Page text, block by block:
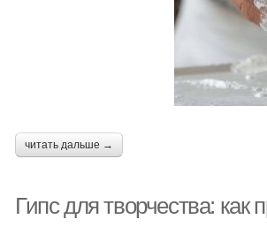
читать дальше →
Гипс для творчества: как